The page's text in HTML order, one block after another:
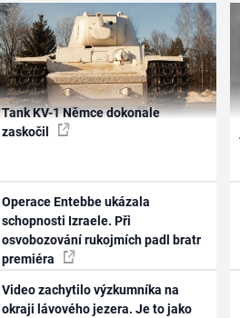
Tank KV-1 Němce dokonale
zaskočil
Operace Entebbe ukázala
schopnosti Izraele. Při
osvobozování rukojmích padl bratr
premiéra
Video zachytilo výzkumníka na
okraji lávového jezera. Je to jako